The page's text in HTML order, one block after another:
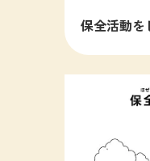
保全活動を